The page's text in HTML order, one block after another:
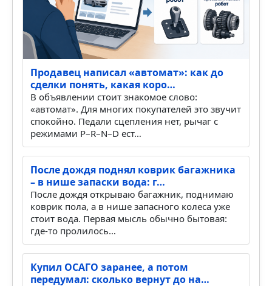
понятно. Чаще всё начинается мутно. Вчера
машина завелась нормально, сегодня стартер
крутит вяло. Постав…
Продавец написал «автомат»: как до
сделки понять, какая коро…
В объявлении стоит знакомое слово:
«автомат». Для многих покупателей это звучит
спокойно. Педали сцепления нет, рычаг с
режимами P–R–N–D ест…